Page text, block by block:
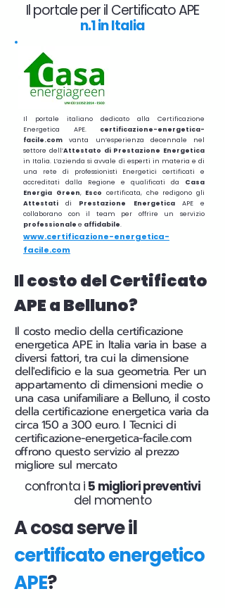
Il portale per il Certificato APE
n.1 in Italia
Il portale italiano dedicato alla Certificazione
Energetica APE. certificazione-energetica-
facile.com vanta un’esperienza decennale nel
settore dell’Attestato di Prestazione Energetica
in Italia. L’azienda si avvale di esperti in materia e di
una rete di professionisti Energetici certificati e
accreditati dalla Regione e qualificati da Casa
Energia Green, Escocertificata, che redigono gli
Attestatidi Prestazione EnergeticaAPE e
collaborano con il team per offrire un servizio
professionale e affidabile.
www.certificazione-energetica-
facile.com
Il costo del Certificato
APE a Belluno?
Il costo medio della certificazione
energetica APE in Italia varia in base a
diversi fattori, tra cui la dimensione
dell'edificio e la sua geometria. Per un
appartamento di dimensioni medie o
una casa unifamiliare a Belluno, il costo
della certificazione energetica varia da
circa 150 a 300 euro. I Tecnici di
certificazione-energetica-facile.com
offrono questo servizio al prezzo
migliore sul mercato
confronta i 5 migliori preventivi
del momento
A cosa serve il
certificato energetico
APE?